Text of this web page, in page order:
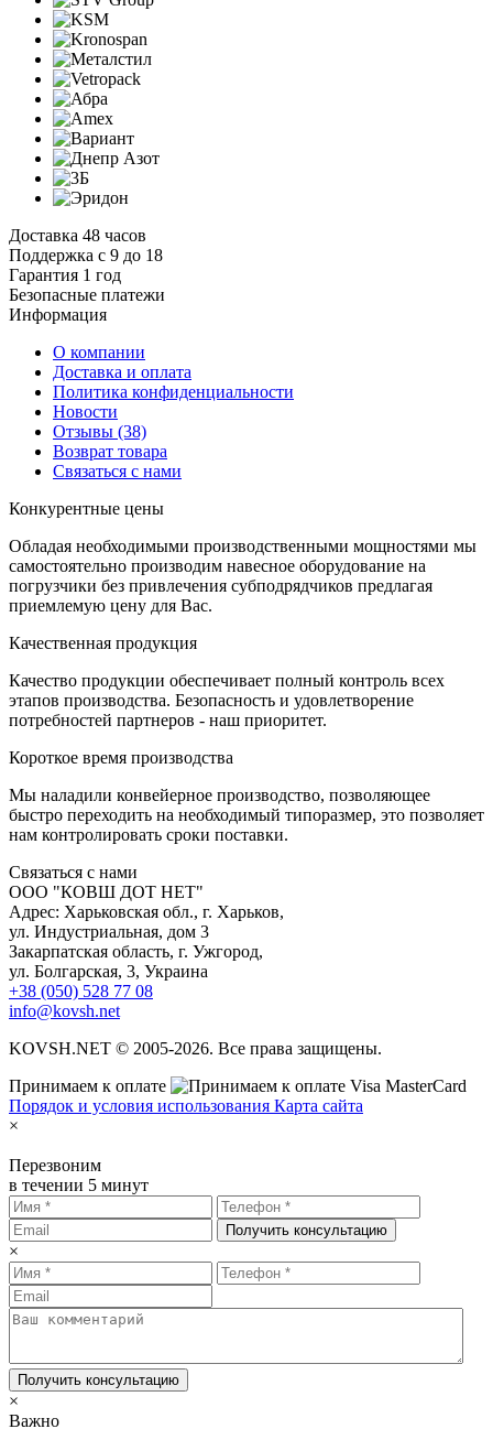
Доставка 48 часов
Поддержка с 9 до 18
Гарантия 1 год
Безопасные платежи
Информация
О компании
Доставка и оплата
Политика конфиденциальности
Новости
Отзывы (38)
Возврат товара
Связаться с нами
Конкурентные цены
Обладая необходимыми производственными мощностями мы
самостоятельно производим навесное оборудование на
погрузчики без привлечения субподрядчиков предлагая
приемлемую цену для Вас.
Качественная продукция
Качество продукции обеспечивает полный контроль всех
этапов производства. Безопасность и удовлетворение
потребностей партнеров - наш приоритет.
Короткое время производства
Мы наладили конвейерное производство, позволяющее
быстро переходить на необходимый типоразмер, это позволяет
нам контролировать сроки поставки.
Связаться с нами
ООО "КОВШ ДОТ НЕТ"
Адрес: Харьковская обл., г. Харьков,
ул. Индустриальная, дом 3
Закарпатская область, г. Ужгород,
ул. Болгарская, 3, Украина
+38 (050) 528 77 08
info@kovsh.net
KOVSH.NET © 2005-2026. Все права защищены.
Принимаем к оплате
Порядок и условия использования Карта сайта
×
Перезвоним
в течении 5 минут
Получить консультацию
×
Получить консультацию
×
Важно